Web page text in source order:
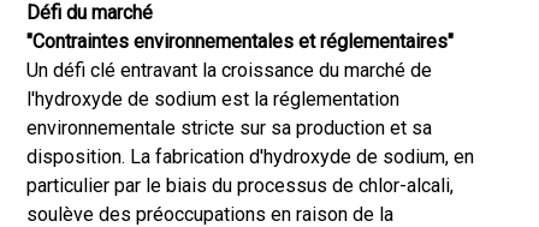
Défi du marché
"Contraintes environnementales et réglementaires"
Un défi clé entravant la croissance du marché de
l'hydroxyde de sodium est la réglementation
environnementale stricte sur sa production et sa
disposition. La fabrication d'hydroxyde de sodium, en
particulier par le biais du processus de chlor-alcali,
soulève des préoccupations en raison de la